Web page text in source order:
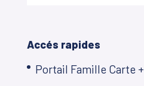
Accés rapides
Portail Famille Carte +